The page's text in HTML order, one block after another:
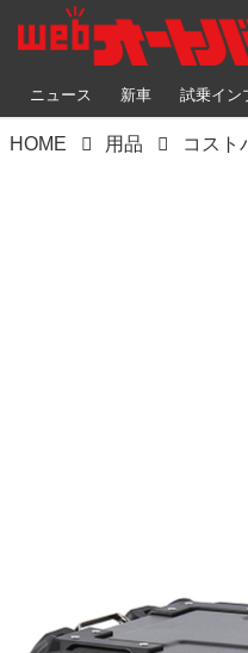
ニュース 新車 試乗イン
HOME 用品